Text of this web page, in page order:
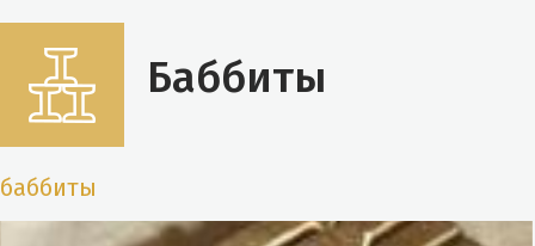
Баббиты
баббиты